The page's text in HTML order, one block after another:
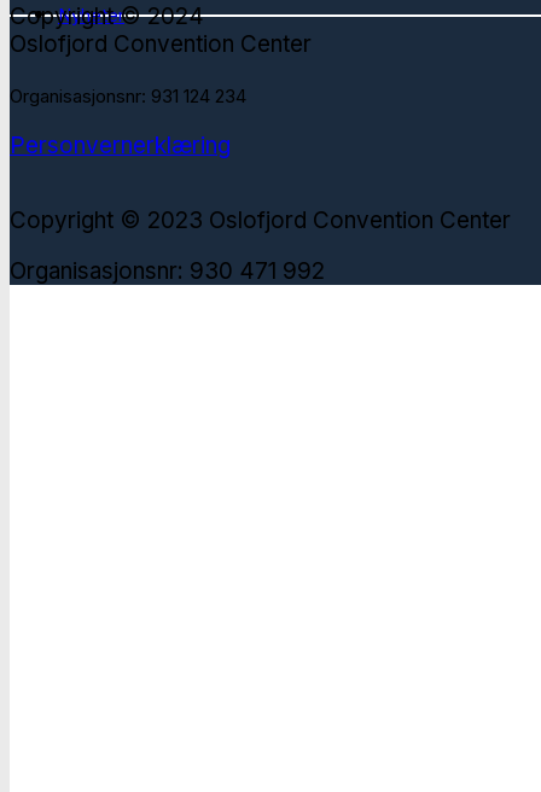
Nyheter
Copyright © 2024
Oslofjord Convention Center
Organisasjonsnr: 931 124 234
Personvernerklæring
Copyright © 2023 Oslofjord Convention Center
Organisasjonsnr: 930 471 992